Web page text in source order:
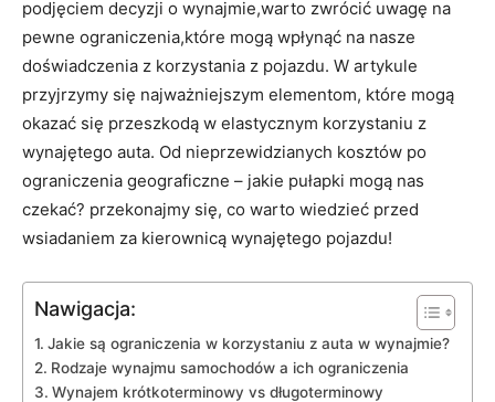
podjęciem ⁢decyzji o wynajmie,warto‍ zwrócić⁣ uwagę na
pewne ograniczenia,które mogą wpłynąć na nasze
doświadczenia ‌z korzystania z pojazdu. W artykule
przyjrzymy się najważniejszym elementom, które​ mogą
okazać się przeszkodą w elastycznym⁤ korzystaniu⁢ z
wynajętego​ auta. Od nieprzewidzianych kosztów ⁢po ​
ograniczenia ‌geograficzne – jakie​ pułapki mogą nas⁤
czekać? przekonajmy się,‍ co warto‌ wiedzieć przed
wsiadaniem⁣ za kierownicą wynajętego​ pojazdu!
Nawigacja:
Jakie ‍są ‌ograniczenia w korzystaniu z ​auta w wynajmie?
Rodzaje wynajmu samochodów a ⁣ich ograniczenia
Wynajem krótkoterminowy vs długoterminowy